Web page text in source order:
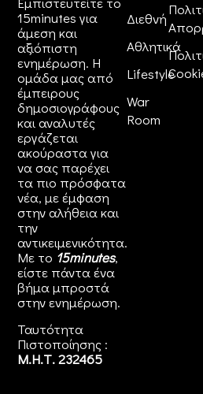
15minutes για
άμεση και
αξιόπιστη
ενημέρωση. Η
ομάδα μας από
έμπειρους
δημοσιογράφους
και αναλυτές
εργάζεται
ακούραστα για
να σας παρέχει
τα πιο πρόσφατα
νέα, με έμφαση
στην αλήθεια και
την
αντικειμενικότητα.
Με το 15minutes,
είστε πάντα ένα
βήμα μπροστά
στηνενημέρωση.
Ταυτότητα
Πιστοποίησης :
Μ.Η.Τ. 232465
Διεθνή
Αθλητικά
Lifestyle
War
Room